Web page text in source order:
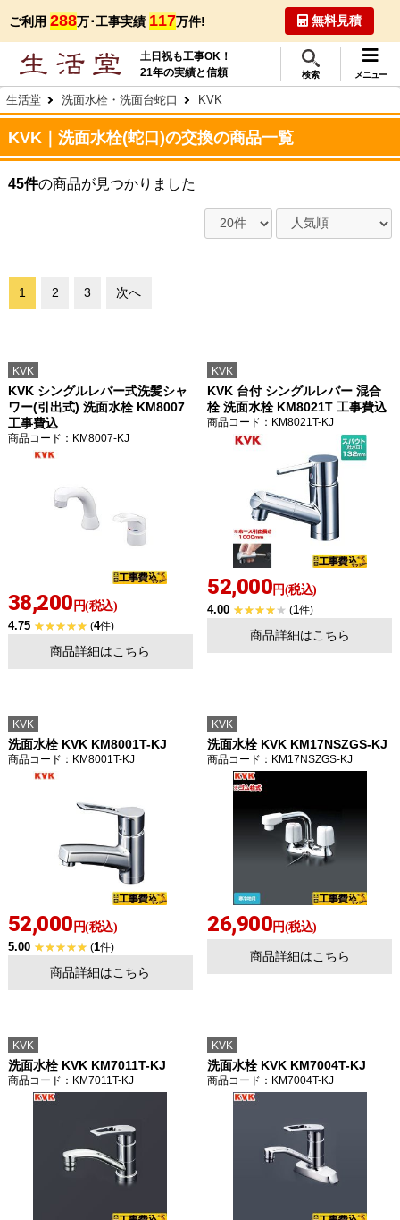
ご利用 288万･工事実績 117万件! 無料見積
土日祝も工事OK！
21年の実績と信頼
検索 メニュー
生活堂 洗面水栓・洗面台蛇口 KVK
KVK｜洗面水栓(蛇口)の交換の商品一覧
45件の商品が見つかりました
1 2 3 次へ
KVK
KVK シングルレバー式洗髪シャ
ワー(引出式) 洗面水栓 KM8007
工事費込
商品コード ：KM8007-KJ
38,200 円(税込)
4.75 (4件)
商品詳細はこちら
KVK
KVK 台付 シングルレバー 混合
栓 洗面水栓 KM8021T 工事費込
商品コード ：KM8021T-KJ
52,000円(税込)
4.00 (1件)
商品詳細はこちら
KVK
洗面水栓 KVK KM8001T-KJ
商品コード ：KM8001T-KJ
52,000 円(税込)
5.00 (1件)
商品詳細はこちら
KVK
洗面水栓 KVK KM17NSZGS-KJ
商品コード ：KM17NSZGS-KJ
26,900円(税込)
商品詳細はこちら
KVK
洗面水栓 KVK KM7011T-KJ
商品コード ：KM7011T-KJ
KVK
洗面水栓 KVK KM7004T-KJ
商品コード ：KM7004T-KJ